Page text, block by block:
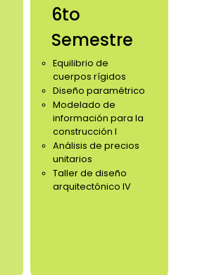
6to
Semestre
Equilibrio de
cuerpos rígidos
Diseño paramétrico
Modelado de
información para la
construcción I
Análisis de precios
unitarios
Taller de diseño
arquitectónico IV